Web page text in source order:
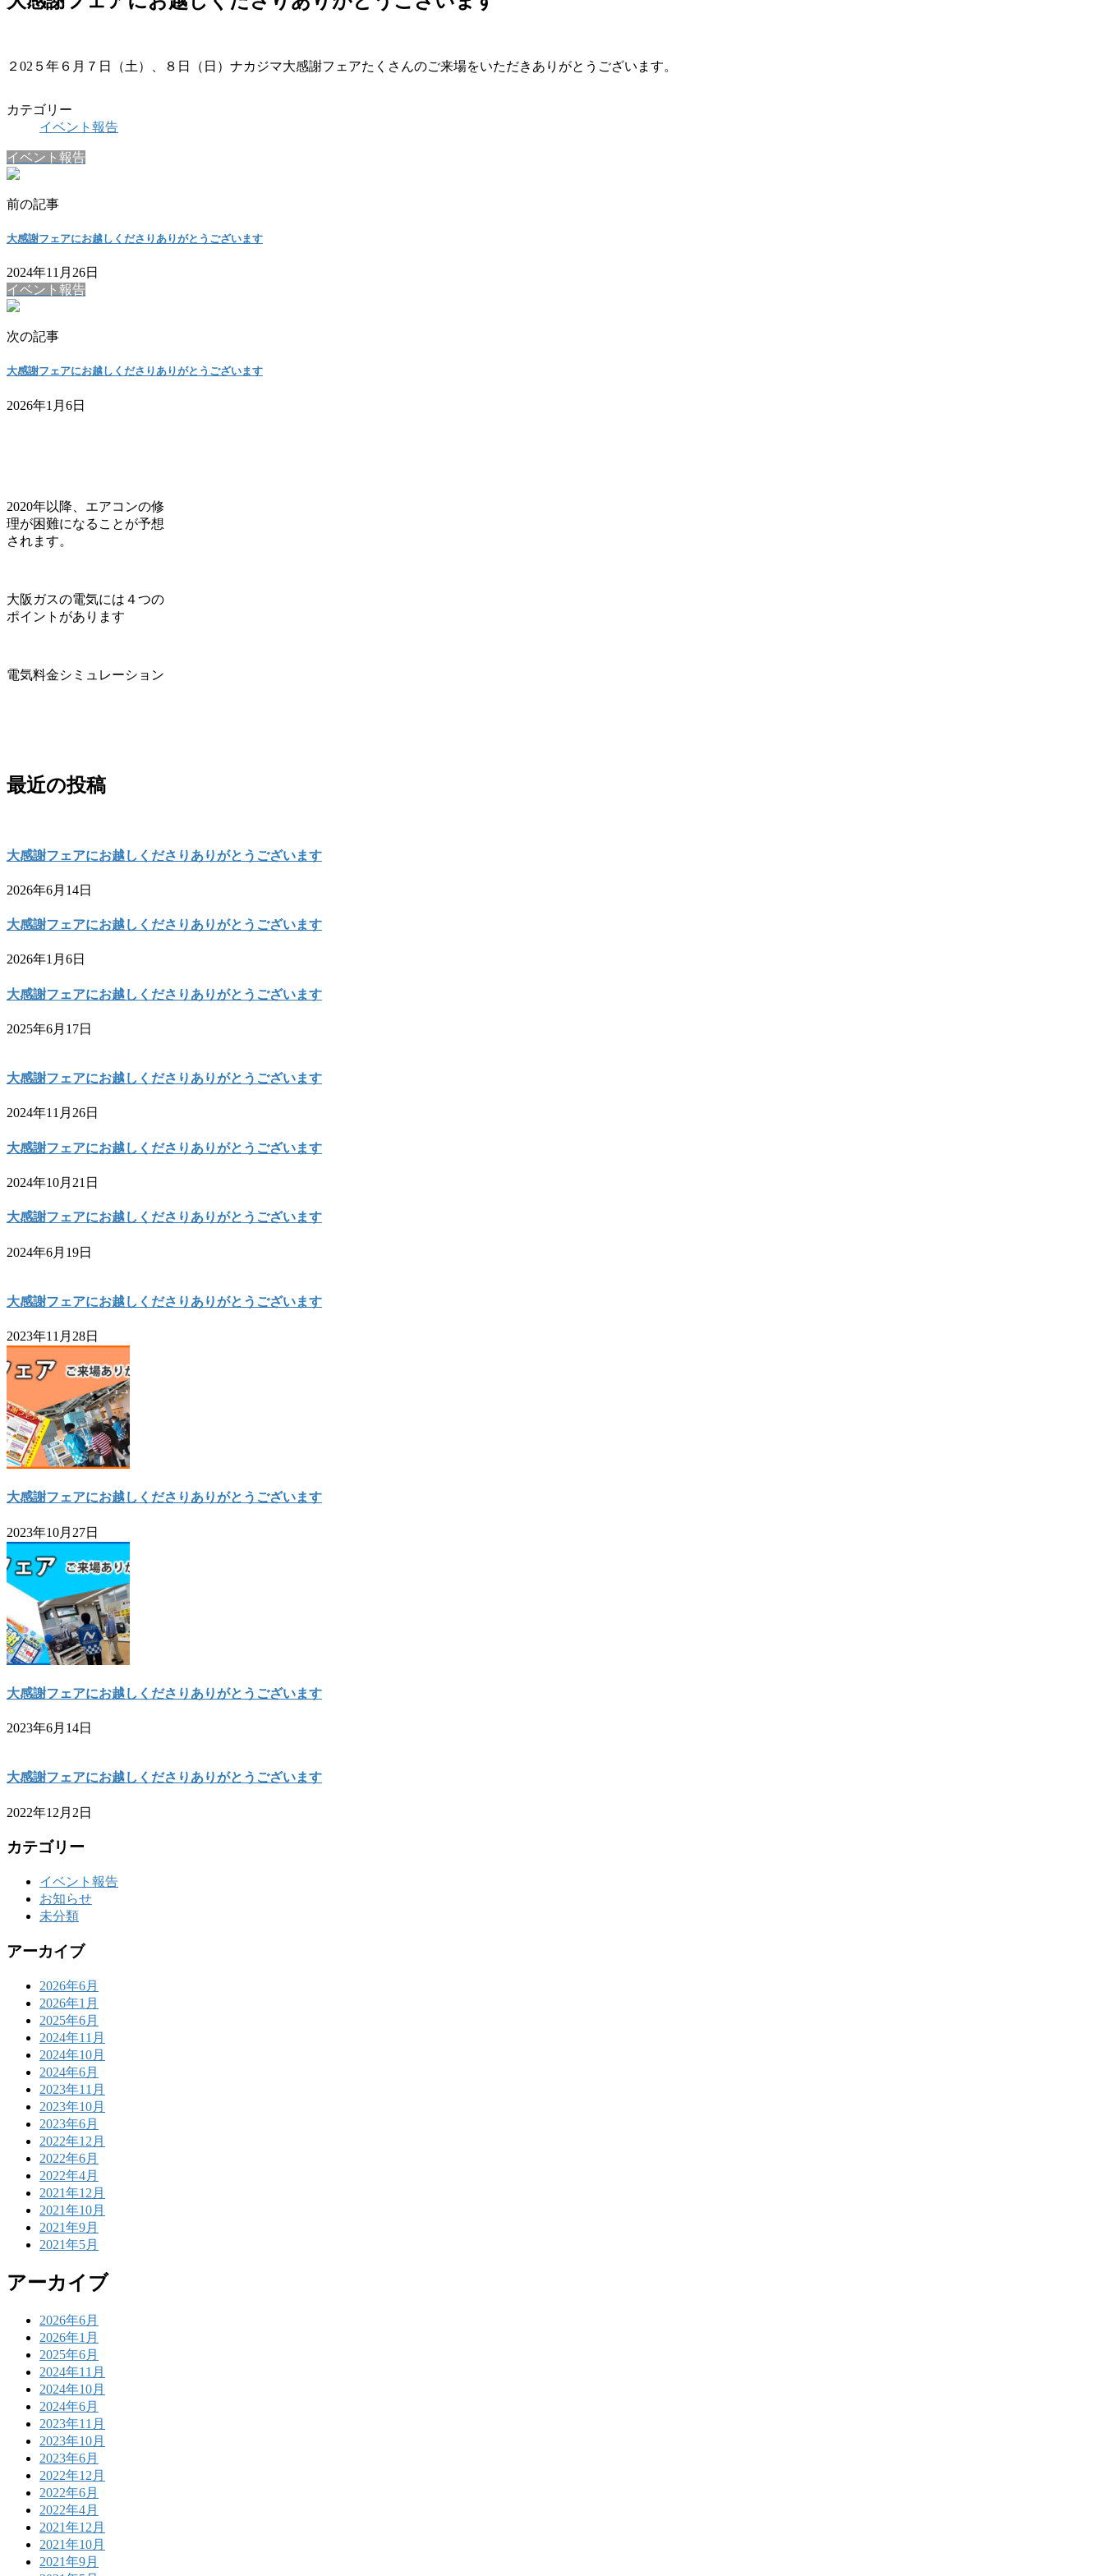
２02５年６月７日（土）、８日（日）ナカジマ大感謝フェアたくさんのご来場をいただきありがとうございます。
カテゴリー
イベント報告
イベント報告
前の記事
大感謝フェアにお越しくださりありがとうございます
2024年11月26日
イベント報告
次の記事
大感謝フェアにお越しくださりありがとうございます
2026年1月6日
2020年以降、エアコンの修
理が困難になることが予想
されます。
大阪ガスの電気には４つの
ポイントがあります
電気料金シミュレーション
最近の投稿
大感謝フェアにお越しくださりありがとうございます
2026年6月14日
大感謝フェアにお越しくださりありがとうございます
2026年1月6日
大感謝フェアにお越しくださりありがとうございます
2025年6月17日
大感謝フェアにお越しくださりありがとうございます
2024年11月26日
大感謝フェアにお越しくださりありがとうございます
2024年10月21日
大感謝フェアにお越しくださりありがとうございます
2024年6月19日
大感謝フェアにお越しくださりありがとうございます
2023年11月28日
大感謝フェアにお越しくださりありがとうございます
2023年10月27日
大感謝フェアにお越しくださりありがとうございます
2023年6月14日
大感謝フェアにお越しくださりありがとうございます
2022年12月2日
カテゴリー
イベント報告
お知らせ
未分類
アーカイブ
2026年6月
2026年1月
2025年6月
2024年11月
2024年10月
2024年6月
2023年11月
2023年10月
2023年6月
2022年12月
2022年6月
2022年4月
2021年12月
2021年10月
2021年9月
2021年5月
アーカイブ
2026年6月
2026年1月
2025年6月
2024年11月
2024年10月
2024年6月
2023年11月
2023年10月
2023年6月
2022年12月
2022年6月
2022年4月
2021年12月
2021年10月
2021年9月